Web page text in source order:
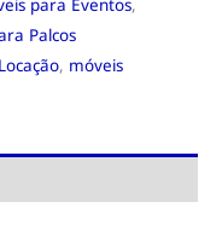
Palcos
Locação, móveis